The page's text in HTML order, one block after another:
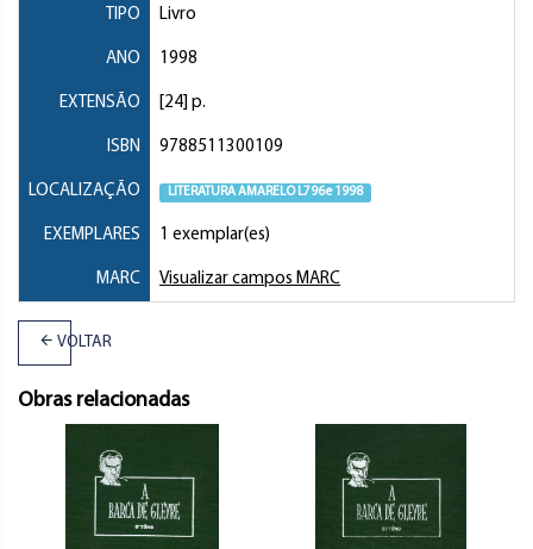
TIPO Livro
ANO 1998
EXTENSÃO [24] p.
ISBN 9788511300109
LOCALIZAÇÃO LITERATURA AMARELO L796e 1998
EXEMPLARES 1 exemplar(es)
MARC Visualizar campos MARC
VOLTAR
Obras relacionadas